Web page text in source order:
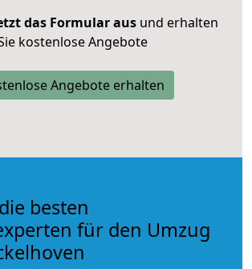
das Formular ausund erhalten
kostenlose Angebote
Angebote erhalten
besten
für den Umzug